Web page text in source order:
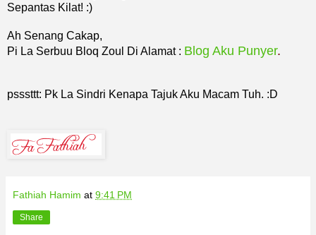
Sepantas Kilat! :)
Ah Senang Cakap,
Pi La Serbuu Bloq Zoul Di Alamat : Blog Aku Punyer.
psssttt: Pk La Sindri Kenapa Tajuk Aku Macam Tuh. :D
Fathiah Hamim at 9:41 PM
Share